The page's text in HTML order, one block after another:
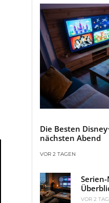
Die Besten
nächsten Abend
VOR 2 TAGEN
VOR 2